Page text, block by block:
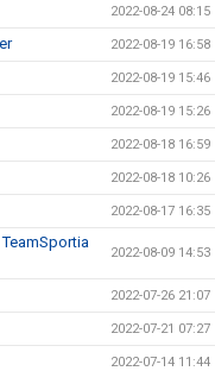
2022-08-24 08:15
2022-08-19 16:58
2022-08-19 15:46
2022-08-19 15:26
2022-08-18 16:59
2022-08-18 10:26
2022-08-17 16:35
2022-08-09 14:53
2022-07-26 21:07
2022-07-21 07:27
2022-07-14 11:44